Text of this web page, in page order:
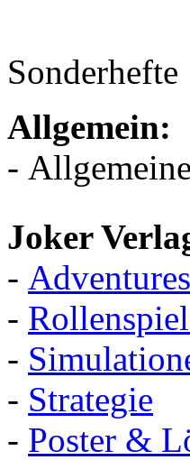
Sonderhefte
Allgemein:
-
Joker
- Adventures
-
-
- Strategie
- Poster &